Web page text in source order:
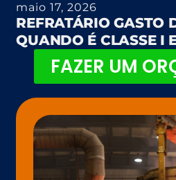
maio 17, 2026
REFRATÁRIO GASTO
QUANDO É CLASSE I
FAZER UM